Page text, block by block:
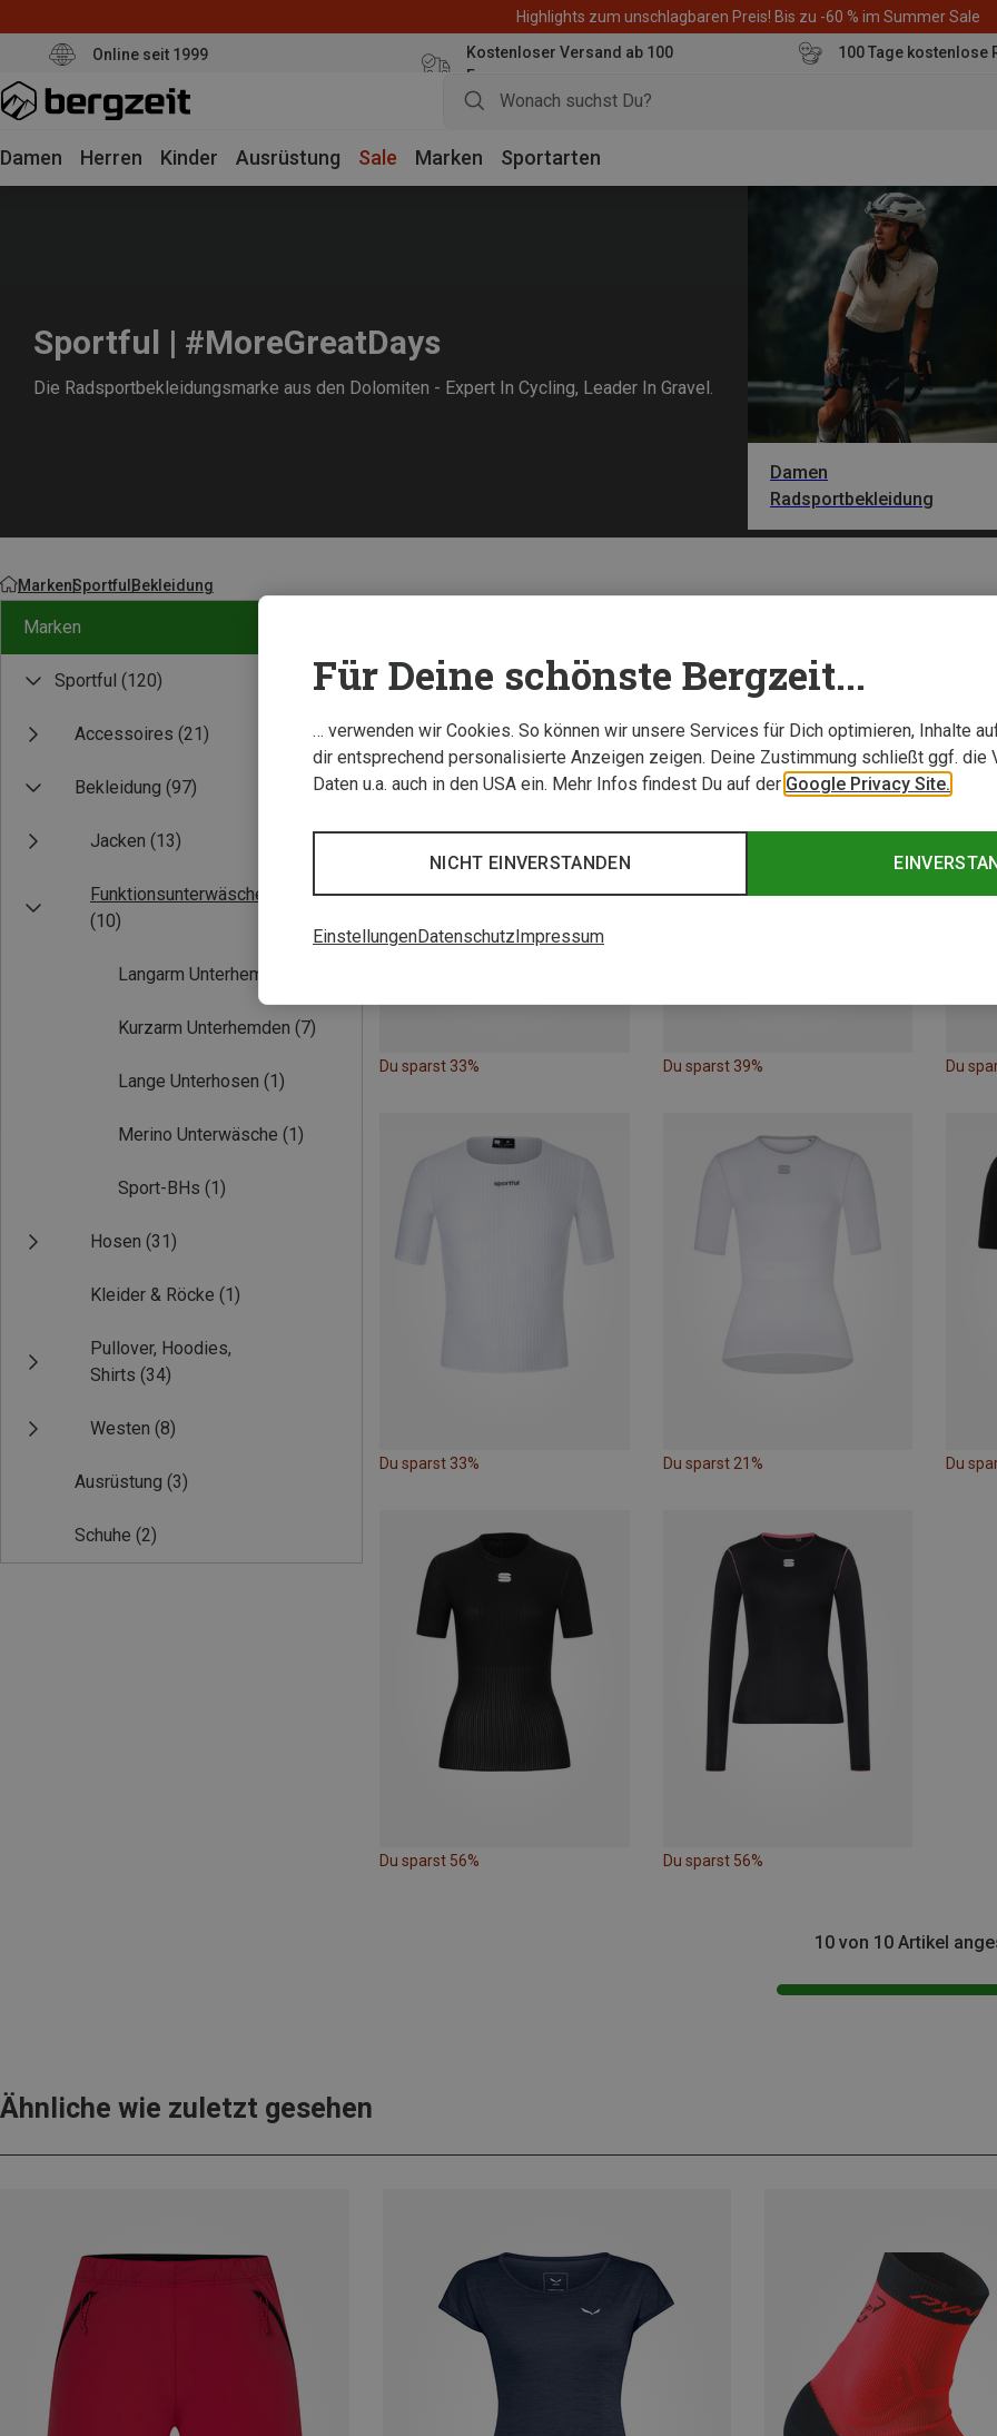
Highlights zum unschlagbaren Preis! Bis zu -60 % im Summer Sale
Online seit 1999
Kostenloser Versand ab 100
Euro
100 Tage kostenlose
Damen Herren Kinder Ausrüstung Sale Marken Sportarten
Sportful | #MoreGreatDays
Die Radsportbekleidungsmarke aus den Dolomiten - Expert In Cycling, Leader In Gravel.
Damen
Radsportbekleidung
MarkenSportful Bekleidung
Marken
Sportful (120)
Accessoires (21)
Bekleidung (97)
Jacken (13)
Funktionsunterwäsche
(10)
Langarm Unterhemden
Kurzarm Unterhemden (7)
Lange Unterhosen (1)
Merino Unterwäsche (1)
Sport-BHs (1)
Hosen (31)
Kleider & Röcke (1)
Pullover, Hoodies,
Shirts (34)
Westen (8)
Ausrüstung (3)
Schuhe (2)
Du sparst 33% Du sparst 39% Du
Du sparst 33% Du sparst 21% Du
Du sparst 56% Du sparst 56%
10 von 10 Artikel
Ähnliche wie zuletzt gesehen
Für Deine schönste Bergzeit...
… verwenden wir Cookies. So können wir unsere Services für Dich optimieren, Inhalte
dir entsprechend personalisierte Anzeigen zeigen. Deine Zustimmung schließt ggf. die
Daten u.a. auch in den USA ein. Mehr Infos findest Du auf der Google Privacy Site.
NICHT EINVERSTANDEN
EinstellungenDatenschutzImpressum